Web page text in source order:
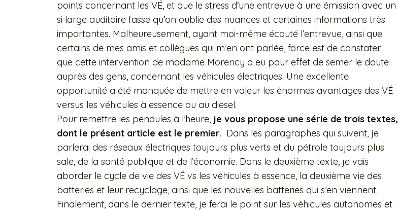
points concernant les VÉ, et que le stress d’une entrevue à une émission avec un
si large auditoire fasse qu’on oublie des nuances et certaines informations très
importantes. Malheureusement, ayant moi-même écouté l’entrevue, ainsi que
certains de mes amis et collègues qui m’en ont parlée, force est de constater
que cette intervention de madame Morency a eu pour effet de semer le doute
auprès des gens, concernant les véhicules électriques. Une excellente
opportunité a été manquée de mettre en valeur les énormes avantages des VÉ
versus les véhicules à essence ou au diesel.
Pour remettre les pendules à l’heure, je vous propose une série de trois textes,
dont le présent article est le premier. Dans les paragraphes qui suivent, je
parlerai des réseaux électriques toujours plus verts et du pétrole toujours plus
sale, de la santé publique et de l’économie. Dans le deuxième texte, je vais
aborder le cycle de vie des VÉ vs les véhicules à essence, la deuxième vie des
batteries et leur recyclage, ainsi que les nouvelles batteries qui s’en viennent.
Finalement, dans le dernier texte, je ferai le point sur les véhicules autonomes et